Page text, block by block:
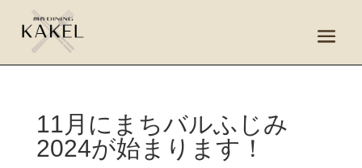
11月にまちバルふじみ
2024が始まります！